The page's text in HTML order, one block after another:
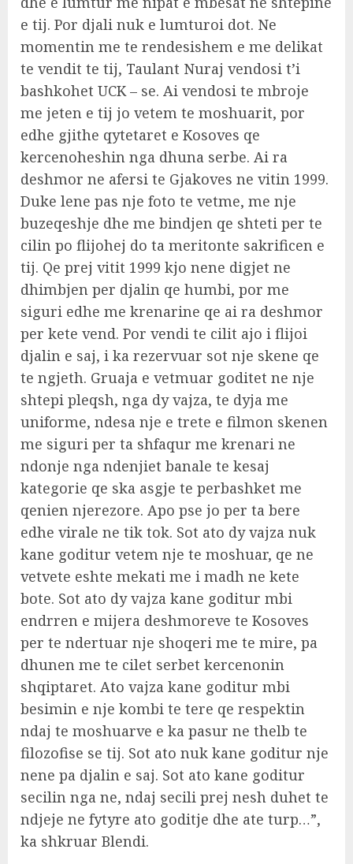
e tij. Por djali nuk e lumturoi dot. Ne
momentin me te rendesishem e me delikat
te vendit te tij, Taulant Nuraj vendosi t’i
bashkohet UCK – se. Ai vendosi te mbroje
me jeten e tij jo vetem te moshuarit, por
edhe gjithe qytetaret e Kosoves qe
kercenoheshin nga dhuna serbe. Ai ra
deshmor ne afersi te Gjakoves ne vitin 1999.
Duke lene pas nje foto te vetme, me nje
buzeqeshje dhe me bindjen qe shteti per te
cilin po flijohej do ta meritonte sakrificen e
tij. Qe prej vitit 1999 kjo nene digjet ne
dhimbjen per djalin qe humbi, por me
siguri edhe me krenarine qe ai ra deshmor
per kete vend. Por vendi te cilit ajo i flijoi
djalin e saj, i ka rezervuar sot nje skene qe
te ngjeth. Gruaja e vetmuar goditet ne nje
shtepi pleqsh, nga dy vajza, te dyja me
uniforme, ndesa nje e trete e filmon skenen
me siguri per ta shfaqur me krenari ne
ndonje nga ndenjiet banale te kesaj
kategorie qe ska asgje te perbashket me
qenien njerezore. Apo pse jo per ta bere
edhe virale ne tik tok. Sot ato dy vajza nuk
kane goditur vetem nje te moshuar, qe ne
vetvete eshte mekati me i madh ne kete
bote. Sot ato dy vajza kane goditur mbi
endrren e mijera deshmoreve te Kosoves
per te ndertuar nje shoqeri me te mire, pa
dhunen me te cilet serbet kercenonin
shqiptaret. Ato vajza kane goditur mbi
besimin e nje kombi te tere qe respektin
ndaj te moshuarve e ka pasur ne thelb te
filozofise se tij. Sot ato nuk kane goditur nje
nene pa djalin e saj. Sot ato kane goditur
secilin nga ne, ndaj secili prej nesh duhet te
ndjeje ne fytyre ato goditje dhe ate turp…”,
ka shkruar Blendi.